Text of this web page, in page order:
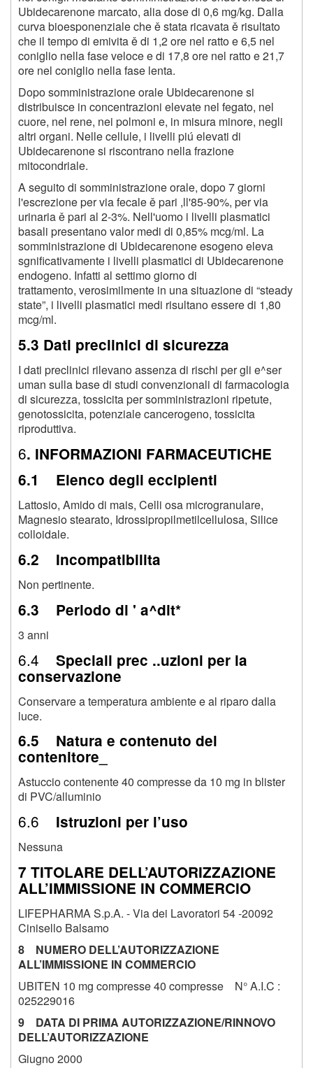
Ubidecarenone marcato, alia dose di 0,6 mg/kg. Dalla
curva bioesponenziale che ě stata ricavata ě risultato
che il tempo di emivita ě di 1,2 ore nel ratto e 6,5 nel
coniglio nella fase veloce e di 17,8 ore nel ratto e 21,7
ore nel coniglio nella fase lenta.
Dopo somministrazione orale Ubidecarenone si
distribuisce in concentrazioni elevate nel fegato, nel
cuore, nel rene, nei polmoni e, in misura minore, negli
altri organi. Nelle cellule, i livelli piú elevati di
Ubidecarenone si riscontrano nella frazione
mitocondriale.
A seguito di somministrazione orale, dopo 7 giorni
l'escrezione per via fecale ě pari ,ll'85-90%, per via
urinaria ě pari al 2-3%. Nell'uomo i livelli plasmatici
basali presentano valor medi di 0,85% mcg/ml. La
somministrazione di Ubidecarenone esogeno eleva
sgnificativamente i livelli plasmatici di Ubidecarenone
endogeno. Infatti al settimo giorno di
trattamento, verosimilmente in una situazione di “steady
state”, i livelli plasmatici medi risultano essere di 1,80
mcg/ml.
5.3 Dati preclinici di sicurezza
I dati preclinici rilevano assenza di rischi per gli e^ser
uman sulla base di studi convenzionali di farmacologia
di sicurezza, tossicita per somministrazioni ripetute,
genotossicita, potenziale cancerogeno, tossicita
riproduttiva.
6. INFORMAZIONI FARMACEUTICHE
6.1 Elenco degli eccipienti
Lattosio, Amido di mais, Celli osa microgranulare,
Magnesio stearato, Idrossipropilmetilcellulosa, Silice
colloidale.
6.2 Incompatibilita
Non pertinente.
6.3 Periodo di ' a^dit*
3 anni
6.4 Speciali prec ..uzioni per la
conservazione
Conservare a temperatura ambiente e al riparo dalla
luce.
6.5 Natura e contenuto del
contenitore_
Astuccio contenente 40 compresse da 10 mg in blister
di PVC/alluminio
6.6 Istruzioni per l’uso
Nessuna
7 TITOLARE DELL’AUTORIZZAZIONE
ALL’IMMISSIONE IN COMMERCIO
LIFEPHARMA S.p.A. - Via dei Lavoratori 54 -20092
Cinisello Balsamo
8 NUMERO DELL’AUTORIZZAZIONE
ALL’IMMISSIONE IN COMMERCIO
UBITEN 10 mg compresse 40 compresse N° A.I.C :
025229016
9 DATA DI PRIMA AUTORIZZAZIONE/RINNOVO
DELL’AUTORIZZAZIONE
Giugno 2000